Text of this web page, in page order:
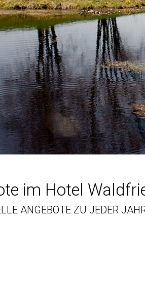
im Hotel
ANGEBOTE ZU JEDER